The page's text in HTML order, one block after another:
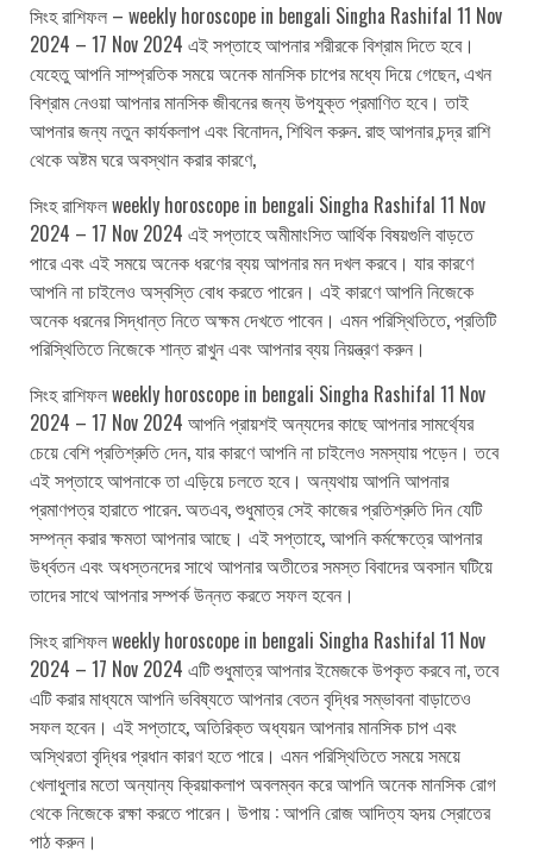
সিংহ রাশিফল – weekly horoscope in bengali Singha Rashifal 11 Nov
2024 – 17 Nov 2024 এই সপ্তাহে আপনার শরীরকে বিশ্রাম দিতে হবে।
যেহেতু আপনি সাম্প্রতিক সময়ে অনেক মানসিক চাপের মধ্যে দিয়ে গেছেন, এখন
বিশ্রাম নেওয়া আপনার মানসিক জীবনের জন্য উপযুক্ত প্রমাণিত হবে। তাই
আপনার জন্য নতুন কার্যকলাপ এবং বিনোদন, শিথিল করুন. রাহু আপনার চন্দ্র রাশি
থেকে অষ্টম ঘরে অবস্থান করার কারণে,
সিংহ রাশিফল weekly horoscope in bengali Singha Rashifal 11 Nov
2024 – 17 Nov 2024 এই সপ্তাহে অমীমাংসিত আর্থিক বিষয়গুলি বাড়তে
পারে এবং এই সময়ে অনেক ধরণের ব্যয় আপনার মন দখল করবে। যার কারণে
আপনি না চাইলেও অস্বস্তি বোধ করতে পারেন। এই কারণে আপনি নিজেকে
অনেক ধরনের সিদ্ধান্ত নিতে অক্ষম দেখতে পাবেন। এমন পরিস্থিতিতে, প্রতিটি
পরিস্থিতিতে নিজেকে শান্ত রাখুন এবং আপনার ব্যয় নিয়ন্ত্রণ করুন।
সিংহ রাশিফল weekly horoscope in bengali Singha Rashifal 11 Nov
2024 – 17 Nov 2024 আপনি প্রায়শই অন্যদের কাছে আপনার সামর্থ্যের
চেয়ে বেশি প্রতিশ্রুতি দেন, যার কারণে আপনি না চাইলেও সমস্যায় পড়েন। তবে
এই সপ্তাহে আপনাকে তা এড়িয়ে চলতে হবে। অন্যথায় আপনি আপনার
প্রমাণপত্র হারাতে পারেন. অতএব, শুধুমাত্র সেই কাজের প্রতিশ্রুতি দিন যেটি
সম্পন্ন করার ক্ষমতা আপনার আছে। এই সপ্তাহে, আপনি কর্মক্ষেত্রে আপনার
উর্ধ্বতন এবং অধস্তনদের সাথে আপনার অতীতের সমস্ত বিবাদের অবসান ঘটিয়ে
তাদের সাথে আপনার সম্পর্ক উন্নত করতে সফল হবেন।
সিংহ রাশিফল weekly horoscope in bengali Singha Rashifal 11 Nov
2024 – 17 Nov 2024 এটি শুধুমাত্র আপনার ইমেজকে উপকৃত করবে না, তবে
এটি করার মাধ্যমে আপনি ভবিষ্যতে আপনার বেতন বৃদ্ধির সম্ভাবনা বাড়াতেও
সফল হবেন। এই সপ্তাহে, অতিরিক্ত অধ্যয়ন আপনার মানসিক চাপ এবং
অস্থিরতা বৃদ্ধির প্রধান কারণ হতে পারে। এমন পরিস্থিতিতে সময়ে সময়ে
খেলাধুলার মতো অন্যান্য ক্রিয়াকলাপ অবলম্বন করে আপনি অনেক মানসিক রোগ
থেকে নিজেকে রক্ষা করতে পারেন। উপায় : আপনি রোজ আদিত্য হৃদয় স্রোতের
পাঠ করুন।